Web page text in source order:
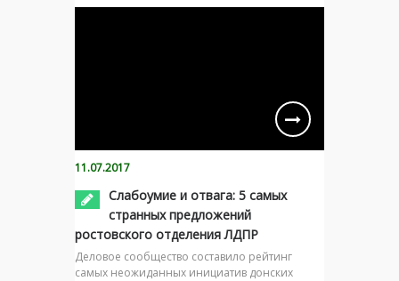
11.07.2017
Слабоумие и отвага: 5 самых
странных предложений
ростовского отделения ЛДПР
Деловое сообщество составило рейтинг
самых неожиданных инициатив донских